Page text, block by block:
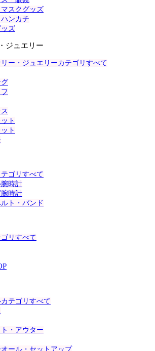
スクグッズ
ンカチ
ズ
ジュエリー
ー・ジュエリーカテゴリすべて
ト
ト
ゴリすべて
時計
時計
ト・バンド
リすべて
テゴリすべて
・アウター
ール・セットアップ